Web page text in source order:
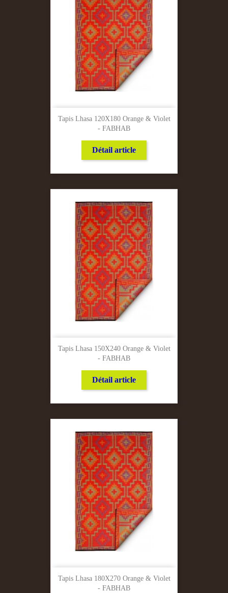
Tapis Lhasa 120X180 Orange & Violet
- FABHAB
Détail article
Tapis Lhasa 150X240 Orange & Violet
- FABHAB
Détail article
Tapis Lhasa 180X270 Orange & Violet
- FABHAB